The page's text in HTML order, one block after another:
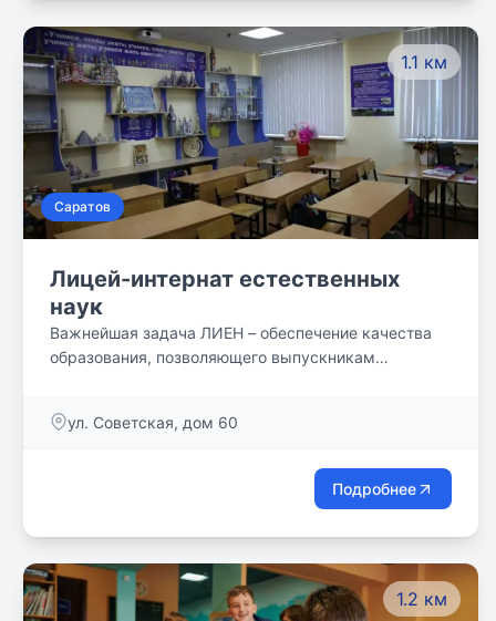
1.1 км
Саратов
Лицей-интернат естественных
наук
Важнейшая задача ЛИЕН – обеспечение качества
образования, позволяющего выпускникам
ул. Советская, дом 60
Подробнее
1.2 км